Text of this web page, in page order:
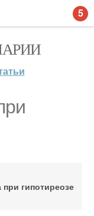
при гипотиреозе
5